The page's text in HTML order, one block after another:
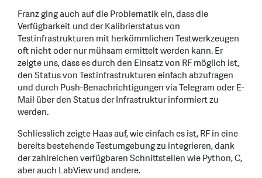
Franz ging auch auf die Problematik ein, dass die
Verfügbarkeit und der Kalibrierstatus von
Testinfrastrukturen mit herkömmlichen Testwerkzeugen
oft nicht oder nur mühsam ermittelt werden kann. Er
zeigte uns, dass es durch den Einsatz von RF möglich ist,
den Status von Testinfrastrukturen einfach abzufragen
und durch Push-Benachrichtigungen via Telegram oder E-
Mail über den Status der Infrastruktur informiert zu
werden.
Schliesslich zeigte Haas auf, wie einfach es ist, RF in eine
bereits bestehende Testumgebung zu integrieren, dank
der zahlreichen verfügbaren Schnittstellen wie Python, C,
aber auch LabView und andere.